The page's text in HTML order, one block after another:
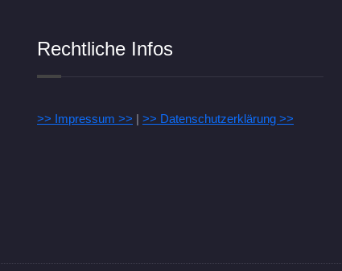
Rechtliche Infos
>> Impressum >> | >> Datenschutzerklärung >>